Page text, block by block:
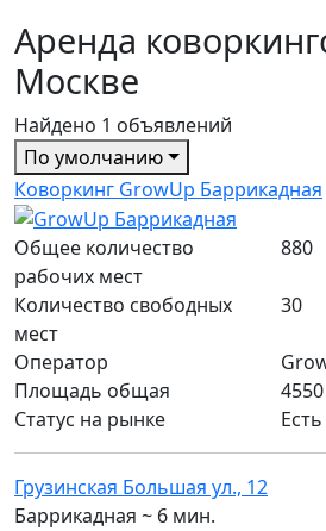
Аренда
Москве
Найдено 1 объявлений
По умолчанию
Коворкинг GrowUp Баррикадная
Общее количество
рабочих мест
880
Количество свободных
мест
30
Оператор
Площадь общая
4550
Статус на рынке
Грузинская Большая ул., 12
Баррикадная ~ 6 мин.